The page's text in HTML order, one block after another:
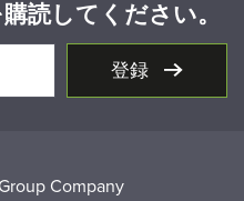
読してください。
登録
Company